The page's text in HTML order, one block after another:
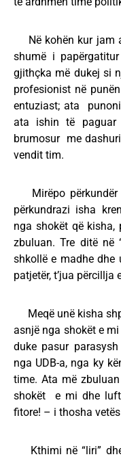
Në kohën kur jam
shumë i
gjithçka më dukej si
profesionist në
entuziast; ata
ata ishin të
brumosur me
vendit tim.
Mirëpo përkundër
përkundrazi isha
nga shokët që kisha,
zbuluan. Tre ditë në
shkollë e madhe dhe
patjetër, t’jua përcillja
Meqë unë kisha
asnjë nga shokët e
duke pasur
nga UDB-a, nga ky
time. Ata më
shokët e mi dhe
fitore! – i thosha
Kthimi në “liri”